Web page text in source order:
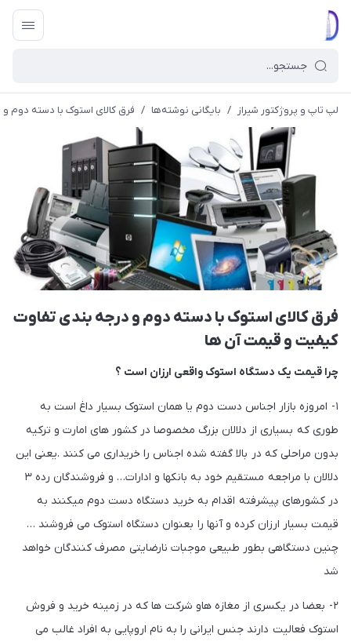
لپ تاپ و پروژکتور شیراز / بایگانی نوشته‌ها / فرق کالای استوک با دسته دوم
فرق کالای استوک با دسته دوم و درجه بندی تفاوت
کیفیت و قیمت آن ها
چرا قیمت یک دستگاه استوک واقعی ارزان است ؟
۱- امروزه بازار اجناس دست دوم یا همان استوک بسیار داغ است به
طوری که بسیاری از دلالان بزرگ مخصوصا در کشور های امارت و ترکیه
بدون مراحلی که در بالا گفته شده اجناس را خریداری می کنند .یعنی این
دلالان با مراجعه مستقیم خود به بانکها و ادارات… و فروشندگان رده ۳
در کشورهای پیشرفته اقدام به خرید دستگاه دست دوم میکنند به
قیمت بسیار ارزان کرده و آنها را بعنوان دستگاه استوک می فروشند …
چنین دستگاهی بطور طبیعی موجبات نارضایتی مصرف کنندگان خواهد
شد
۲- بعضا در یکسری از مغازه هاو شرکت ها که در زمینه خرید و فروش
استوک فعالیت دارند جنس ایرانی را به نام اروپایی به افراد غالب می